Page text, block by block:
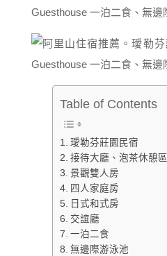
Table of Contents
璦勒芬莊園民宿
接待大廳、泡茶休憩區
景觀雙人房
四人家庭房
日式和式房
交誼廳
一泊二食
無邊際游泳池